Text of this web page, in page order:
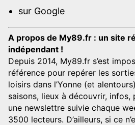
sur Google
A propos de My89.fr : un site
indépendant !
Depuis 2014, My89.fr s’est
référence pour repérer les
loisirs dans l’Yonne (et
saisons, lieux à découvrir,
une newslettre suivie chaque
3500 lecteurs. D’ailleurs, si ce